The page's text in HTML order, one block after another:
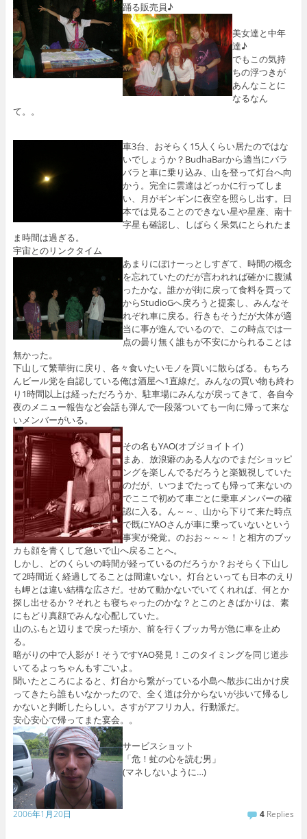
踊る販売員♪
美女達と中年
達♪
でもこの気持
ちの浮つきが
あんなことに
なるなん
て。。
車3台、おそらく15人くらい居たのではな
いでしょうか？BudhaBarから適当にバラ
バラと車に乗り込み、山を登って灯台へ向
かう。完全に雲達はどっかに行ってしま
い、月がギンギンに夜空を照らし出す。日
本では見ることのできない星や星座、南十
字星も確認し、しばらく呆気にとられたま
ま時間は過ぎる。
宇宙とのリンクタイム
あまりにぼけーっとしすぎて、時間の概念
を忘れていたのだが言われれば確かに腹減
ったかな。誰かが街に戻って食料を買って
からStudioGへ戻ろうと提案し、みんなそ
れぞれ車に戻る。行きもそうだが大体が適
当に事が進んでいるので、この時点では一
点の曇り無く誰もが不安にかられることは
無かった。
下山して繁華街に戻り、各々食いたいモノを買いに散らばる。もちろ
んビール党を自認している俺は酒屋へ1直線だ。みんなの買い物も終わ
り1時間以上は経っただろうか、駐車場にみんなが戻ってきて、各自今
夜のメニュー報告など会話も弾んで一段落ついても一向に帰って来な
いメンバーがいる。
その名もYAO(オブジョイトイ)
まあ、放浪癖のある人なのでまだショッピ
ングを楽しんでるだろうと楽観視していた
のだが、いつまでたっても帰って来ないの
でここで初めて車ごとに乗車メンバーの確
認に入る。ん～～、山から下りて来た時点
で既にYAOさんが車に乗っていないという
事実が発覚。のおお～～～！と相方のブッ
カも顔を青くして急いで山へ戻ることへ。
しかし、どのくらいの時間が経っているのだろうか？おそらく下山し
て2時間近く経過してることは間違いない。灯台といっても日本のえり
も岬とは違い結構な広さだ。せめて動かないでいてくれれば、何とか
探し出せるか？それとも寝ちゃったのかな？とこのときばかりは、素
にもどり真顔でみんな心配していた。
山のふもと辺りまで戻った頃か、前を行くブッカ号が急に車を止め
る。
暗がりの中で人影が！そうですYAO発見！このタイミングを同じ道歩
いてるよっちゃんもすごいよ。
聞いたところによると、灯台から繋がっている小島へ散歩に出かけ戻
ってきたら誰もいなかったので、全く道は分からないが歩いて帰るし
かないと判断したらしい。さすがアフリカ人。行動派だ。
安心安心で帰ってまた宴会。。
サービスショット
「危！虻の心を読む男」
(マネしないように…)
2006年1月20日 4 Replies